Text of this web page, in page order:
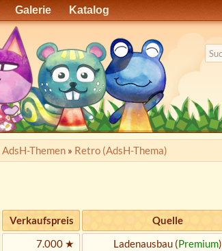
Galerie Katalog
AdsH-Themen» Retro (AdsH-Thema)
Verkaufspreis Quelle
7.000 ★ Ladenausbau (Premium)